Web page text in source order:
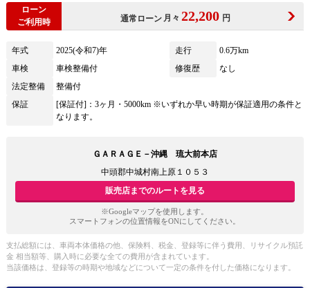
ローン
ご利用時
通常ローン 月々 22,200 円
年式 2025(令和7)年 走行
0.6万km
車検
車検整備付 修復歴
なし
法定整備
整備付
保証
[保証付]：3ヶ月・5000km ※いずれか早い時期が保証適用の条件と
なります。
ＧＡＲＡＧＥ－沖縄 琉大前本店
中頭郡中城村南上原１０５３
販売店までのルートを見る
※Googleマップを使用します。
スマートフォンの位置情報をONにしてください。
支払総額には、車両本体価格の他、保険料、税金、登録等に伴う費用、リサイクル預託
金 相当額等、購入時に必要な全ての費用が含まれています。
当該価格は、登録等の時期や地域などについて一定の条件を付した価格になります。